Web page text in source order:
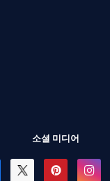
소셜 미디어